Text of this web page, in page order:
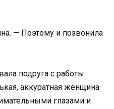
— Поэтому и позвонила
подруга с работы.
аккуратная женщина
глазами и